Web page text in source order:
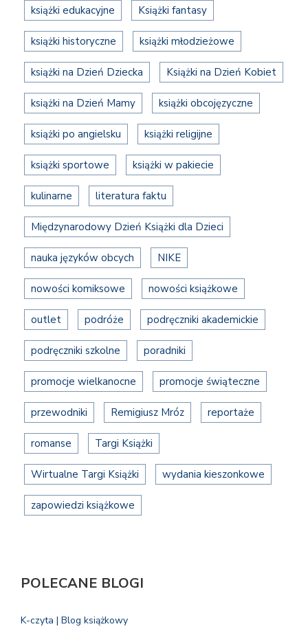
książki edukacyjne Książki fantasy
książki historyczne książki młodzieżowe
książki na Dzień Dziecka Książki na Dzień Kobiet
książki na Dzień Mamy książki obcojęzyczne
książki po angielsku książki religijne
książki sportowe książki w pakiecie
kulinarne literatura faktu
Międzynarodowy Dzień Książki dla Dzieci
nauka języków obcych NIKE
nowości komiksowe nowości książkowe
outlet podróże podręczniki akademickie
podręczniki szkolne poradniki
promocje wielkanocne promocje świąteczne
przewodniki Remigiusz Mróz reportaże
romanse Targi Książki
Wirtualne Targi Książki wydania kieszonkowe
zapowiedzi książkowe
POLECANE BLOGI
K-czyta | Blog książkowy